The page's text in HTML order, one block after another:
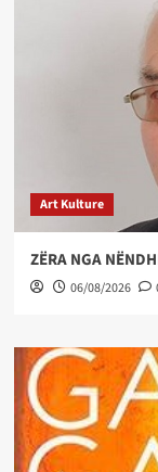
Art Kulture
ZËRA NGA
06/08/2026